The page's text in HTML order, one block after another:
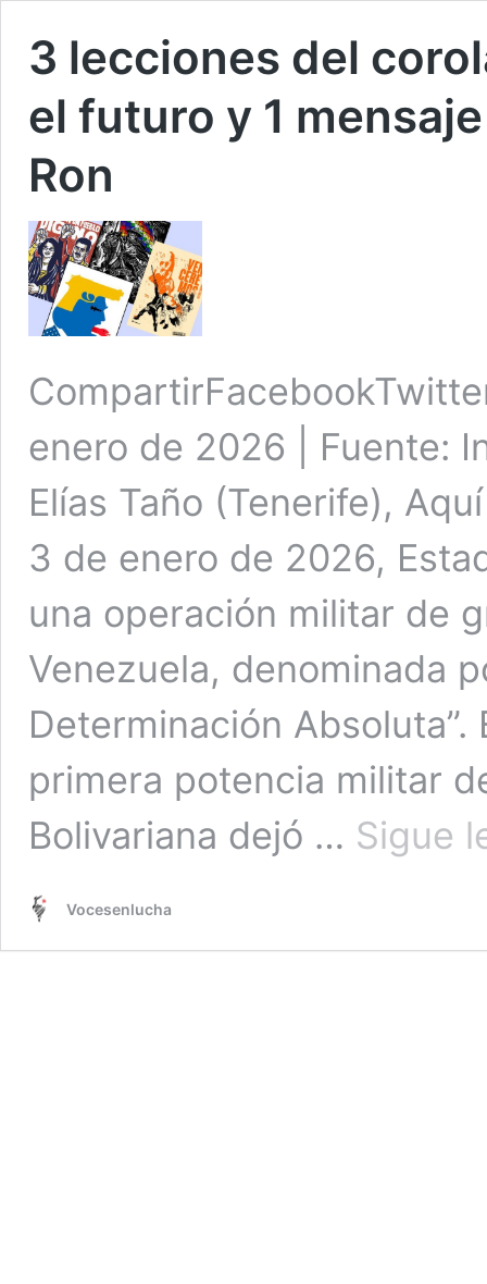
3 lecciones del
el futuro y 1
Ron
enero de 2026 | Fuente:
Elías Taño (Tenerife),
3 de enero de 2026,
una operación militar de
Venezuela, denominada
Determinación
primera potencia militar
Bolivariana dejó … Sigue
Vocesenlucha